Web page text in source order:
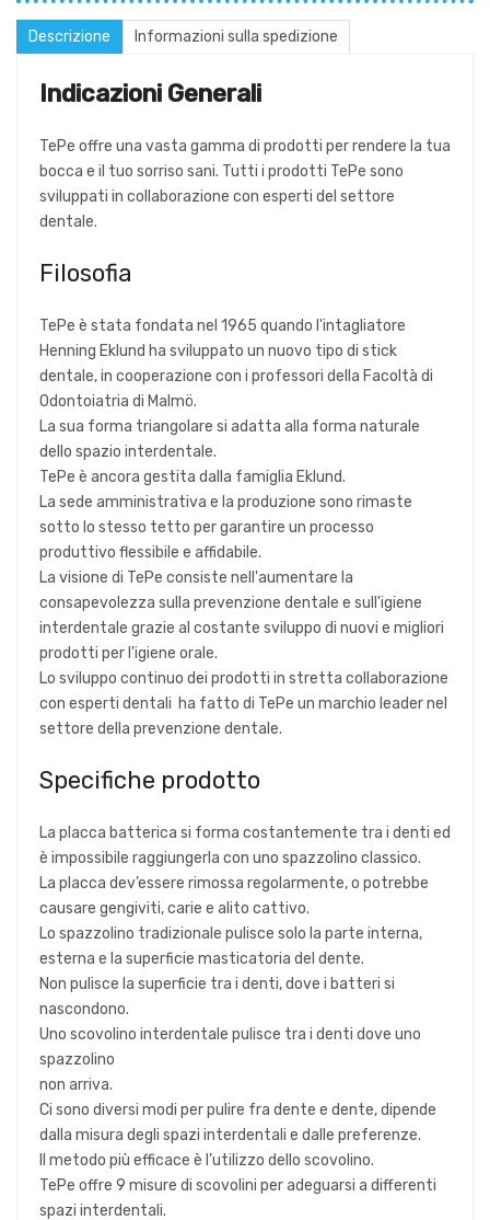
Descrizione Informazioni sulla spedizione
Indicazioni Generali
TePe offre una vasta gamma di prodotti per rendere la tua
bocca e il tuo sorriso sani. Tutti i prodotti TePe sono
sviluppati in collaborazione con esperti del settore
dentale.
Filosofia
TePe è stata fondata nel 1965 quando l'intagliatore
Henning Eklund ha sviluppato un nuovo tipo di stick
dentale, in cooperazione con i professori della Facoltà di
Odontoiatria di Malmö.
La sua forma triangolare si adatta alla forma naturale
dello spazio interdentale.
TePe è ancora gestita dalla famiglia Eklund.
La sede amministrativa e la produzione sono rimaste
sotto lo stesso tetto per garantire un processo
produttivo flessibile e affidabile.
La visione di TePe consiste nell'aumentare la
consapevolezza sulla prevenzione dentale e sull'igiene
interdentale grazie al costante sviluppo di nuovi e migliori
prodotti per l'igiene orale.
Lo sviluppo continuo dei prodotti in stretta collaborazione
con esperti dentali ha fatto di TePe un marchio leader nel
settore della prevenzione dentale.
Specifiche prodotto
La placca batterica si forma costantemente tra i denti ed
è impossibile raggiungerla con uno spazzolino classico.
La placca dev’essere rimossa regolarmente, o potrebbe
causare gengiviti, carie e alito cattivo.
Lo spazzolino tradizionale pulisce solo la parte interna,
esterna e la superficie masticatoria del dente.
Non pulisce la superficie tra i denti, dove i batteri si
nascondono.
Uno scovolino interdentale pulisce tra i denti dove uno
spazzolino
non arriva.
Ci sono diversi modi per pulire fra dente e dente, dipende
dalla misura degli spazi interdentali e dalle preferenze.
Il metodo più efficace è l’utilizzo dello scovolino.
TePe offre 9 misure di scovolini per adeguarsi a differenti
spazi interdentali.